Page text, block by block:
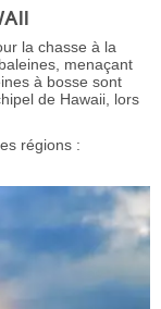
la chasse à la
menaçant
à bosse sont
de Hawaii, lors
régions :